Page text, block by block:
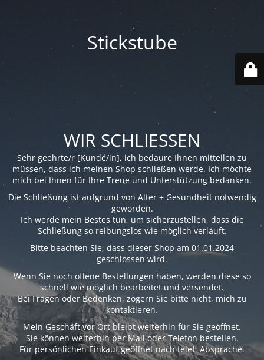
Stickstube
WIR SCHLIESSEN
Sehr geehrte/r [Kunde/in], ich bedaure Ihnen mitteilen zu
müssen, dass ich meinen Shop schließen werde. Ich möchte
mich bei Ihnen für Ihre Treue und Unterstützung bedanken.
Die Schließung ist aufgrund von Alter + Gesundheit notwendig
geworden.
Ich werde mein Bestes tun, um sicherzustellen, dass die
Schließung so reibungslos wie möglich verläuft.
Bitte beachten Sie, dass dieser Shop am 01.01.2024
geschlossen wird.
Wenn Sie noch offene Bestellungen haben, werden diese so
schnell wie möglich bearbeitet und versendet.
Bei Fragen oder Bedenken, zögern Sie bitte nicht, mich zu
kontaktieren.
Mein Geschäft vor Ort bleibt weiterhin für Sie geöffnet.
Sie können weiterhin per Mail oder Telefon bestellen.
Für persönlichen Einkauf geöffnet nach telef. Absprache.